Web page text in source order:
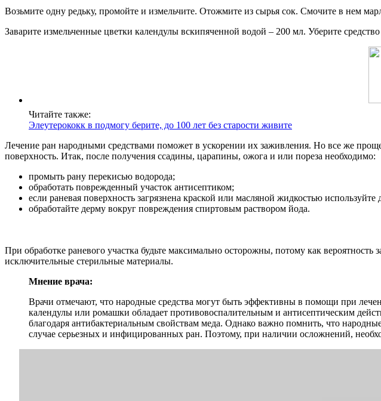
Возьмите одну редьку, промойте и измельчите. Отожмите из сырья сок. Смочите в нем
Заварите измельченные цветки календулы вскипяченной водой – 200 мл. Уберите
Читайте также:
Элеутерококк в подмогу берите, до 100 лет без старости живите
Лечение ран народными средствами поможет в ускорении их заживления. Но все же
поверхность. Итак, после получения ссадины, царапины, ожога и или пореза необходимо:
промыть рану перекисью водорода;
обработать поврежденный участок антисептиком;
если раневая поверхность загрязнена краской или масляной жидкостью
обработайте дерму вокруг повреждения спиртовым раствором йода.
При обработке раневого участка будьте максимально осторожны, потому как
исключительные стерильные материалы.
Мнение врача:
Врачи отмечают, что народные средства могут быть эффективны в помощи при
календулы или ромашки обладает противовоспалительным и антисептическим
благодаря антибактериальным свойствам меда. Однако важно помнить, что
случае серьезных и инфицированных ран. Поэтому, при наличии осложнений,